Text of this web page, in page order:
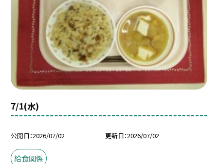
7/1(水)
公開日 2026/07/02 更新日 2026/07/02
給食関係